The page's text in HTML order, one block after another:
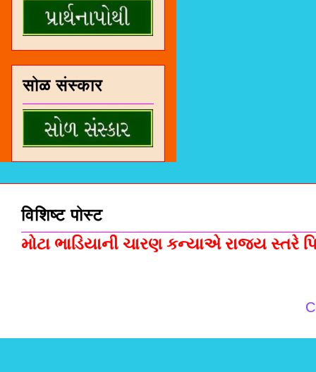
सोळ संस्कार
विशिष्ट पोस्ट
મોટા ભાડિયાની ચારણ કન્યાએ રાજ્ય સ્તરે